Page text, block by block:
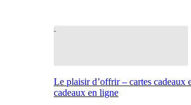
Le plaisir d’offrir – cartes cadeaux
cadeaux en ligne